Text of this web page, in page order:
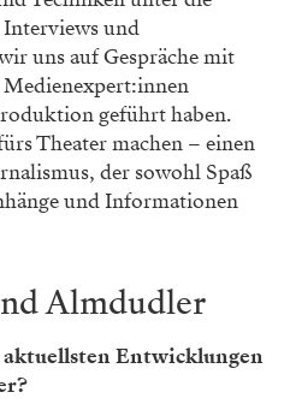
und
uns auf Gespräche mit
geführt haben.
Theater machen – einen
der sowohl Spaß
und Informationen
Almdudler
aktuellsten Entwicklungen